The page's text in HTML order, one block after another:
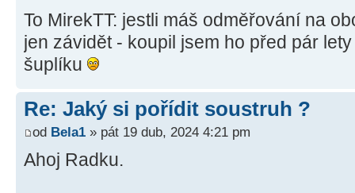
To MirekTT: jestli máš odměřování na
jen závidět - koupil jsem ho před pár
šuplíku
Re: Jaký si pořídit soustruh ?
od Bela1 » pát 19 dub, 2024 4:21 pm
Ahoj Radku.